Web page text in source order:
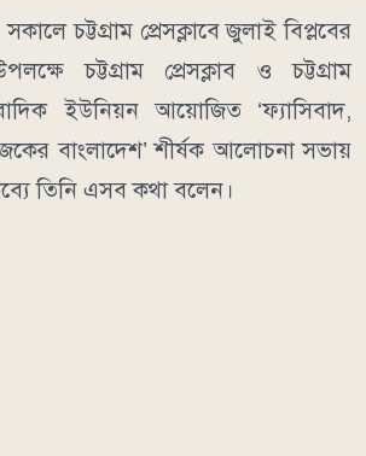
চট্টগ্রাম প্রেসক্লাবে জুলাই বিপ্লবের
চট্টগ্রাম প্রেসক্লাব ও চট্টগ্রাম
ইউনিয়ন আয়োজিত ‘ফ্যাসিবাদ,
বাংলাদেশ’ শীর্ষক আলোচনা সভায়
তিনি এসব কথা বলেন।